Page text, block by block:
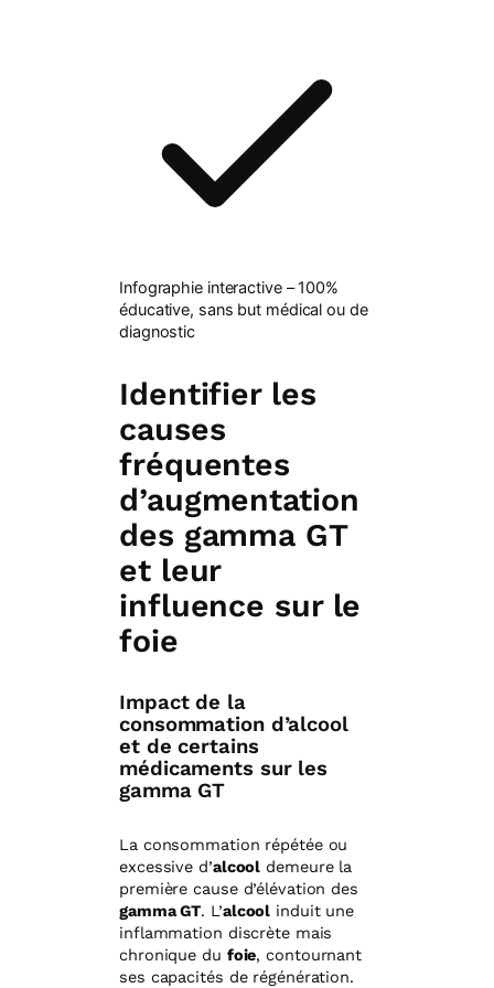
Infographie interactive – 100%
éducative, sans but médical ou de
diagnostic
Identifier les
causes
fréquentes
d’augmentation
des gamma GT
et leur
influence sur le
foie
Impact de la
consommation d’alcool
et de certains
médicaments sur les
gamma GT
La consommation répétée ou
excessive d’alcool demeure la
première cause d’élévation des
gamma GT. L’alcool induit une
inflammation discrète mais
chronique du foie, contournant
ses capacités de régénération.